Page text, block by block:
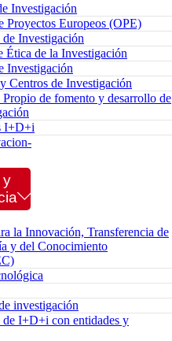
Investigación
Proyectos Europeos (OPE)
Investigación
Ética de la Investigación
Investigación
Centros de Investigación
Propio de fomento y desarrollo de
I+D+i
y
la Innovación, Transferencia de
y del Conocimiento
investigación
de I+D+i con entidades y